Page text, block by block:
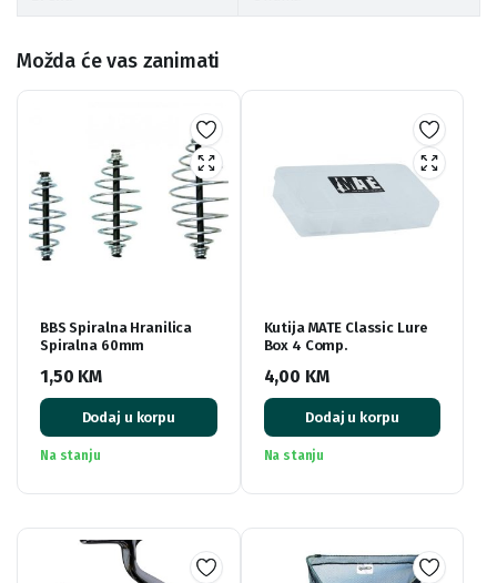
Možda će vas zanimati
BBS Spiralna Hranilica
Spiralna 60mm
1,50 KM
Dodaj u korpu
Na stanju
Kutija MATE Classic Lure
Box 4 Comp.
4,00 KM
Dodaj u korpu
Na stanju